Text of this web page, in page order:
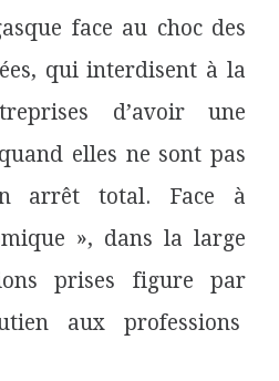
face au choc des
qui interdisent à la
d’avoir une
elles ne sont pas
arrêt total. Face à
», dans la large
prises figure par
aux professions